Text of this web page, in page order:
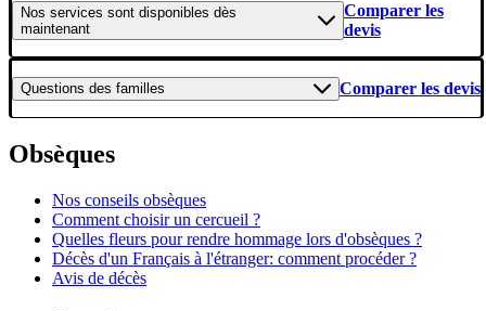
Nos services sont disponibles dès
maintenant
Comparer les
devis
Questions des familles Comparer les devis
Obsèques
Nos conseils obsèques
Comment choisir un cercueil ?
Quelles fleurs pour rendre hommage lors d'obsèques ?
Décès d'un Français à l'étranger: comment procéder ?
Avis de décès